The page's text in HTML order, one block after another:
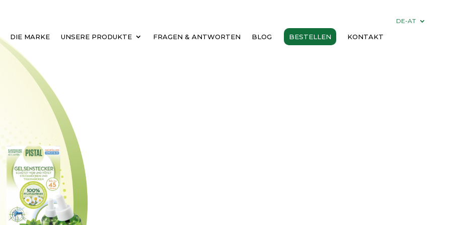
DIE MARKE UNSERE PRODUKTE FRAGEN & ANTWORTEN BLOG BESTELLEN KONTAKT
DE-AT